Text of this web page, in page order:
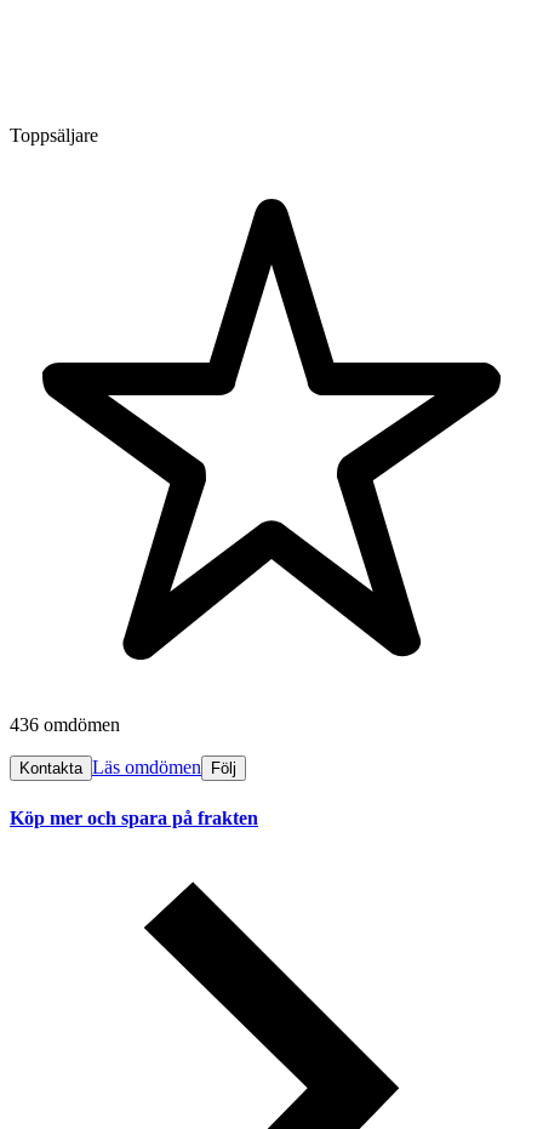
Toppsäljare
436 omdömen
Kontakta Läs omdömen Följ
Köp mer och spara på frakten